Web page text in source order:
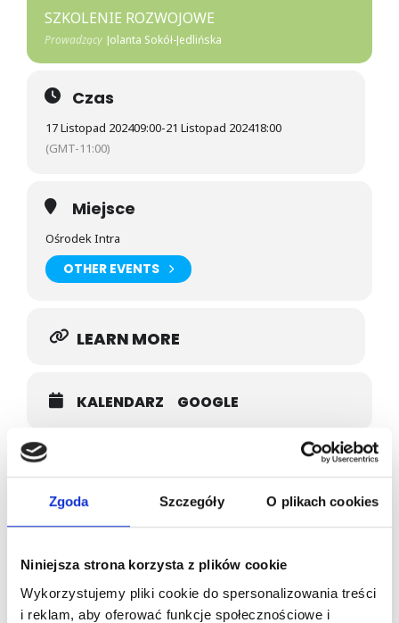
Zgoda Szczegóły O plikach cookies
Niniejsza strona korzysta z plików cookie
Wykorzystujemy pliki cookie do spersonalizowania treści
i reklam, aby oferować funkcje społecznościowe i
SZKOLENIE ROZWOJOWE
Prowadzący Jolanta Sokół-Jedlińska
Czas
17 Listopad 202409:00-21 Listopad 202418:00
(GMT-11:00)
Miejsce
Ośrodek Intra
OTHER EVENTS
LEARN MORE
KALENDARZ GOOGLE
JOLANTA SOKÓŁ-JEDLIŃSKA
LEARN MORE
Możliwość komentowania została wyłączona.